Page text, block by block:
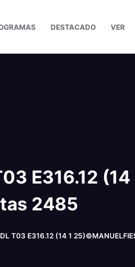
DESTACADO VER
E316.12 (14
2485
T03 E316.12 (14 1